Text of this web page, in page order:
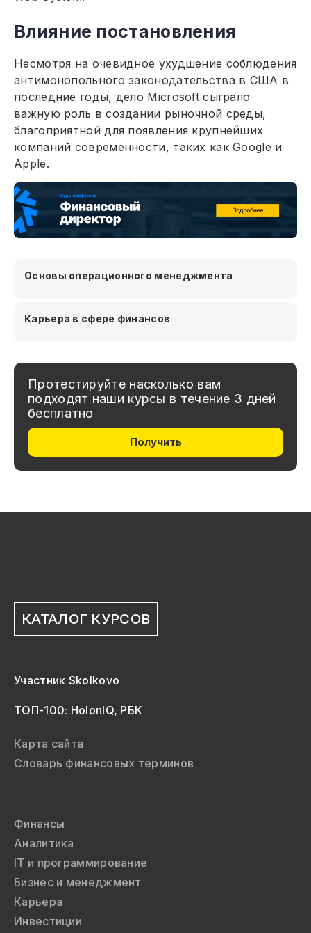
Влияние постановления
Несмотря на очевидное ухудшение соблюдения
антимонопольного законодательства в США в
последние годы, дело Microsoft сыграло
важную роль в создании рыночной среды,
благоприятной для появления крупнейших
компаний современности, таких как Google и
Apple.
Основы операционного менеджмента
Карьера в сфере финансов
Протестируйте насколько вам
подходят наши курсы в течение 3 дней
бесплатно
Получить
КАТАЛОГ КУРСОВ
Участник Skolkovo
ТОП-100: HolonIQ, РБК
Карта сайта
Словарь финансовых терминов
Финансы
Аналитика
IT и программирование
Бизнес и менеджмент
Карьера
Инвестиции